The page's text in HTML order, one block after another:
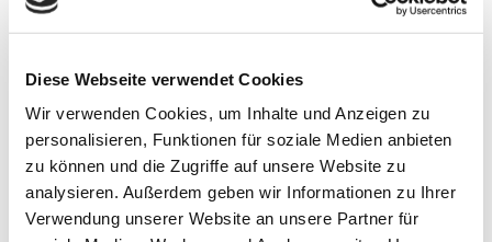
Diese Webseite verwendet Cookies
Wir verwenden Cookies, um Inhalte und Anzeigen zu
personalisieren, Funktionen für soziale Medien anbieten
zu können und die Zugriffe auf unsere Website zu
analysieren. Außerdem geben wir Informationen zu Ihrer
Verwendung unserer Website an unsere Partner für
Die richtigen Pflanzen sorgen für einen
wählen die zu Ihrem Gebäude passenden Pflanzen
aus und machen aus Ihrem Außenbereich einen
einladend gestalteten Ort, der zum Beispiel zur
Erholung während der Mittagspause genutzt
werden kann.